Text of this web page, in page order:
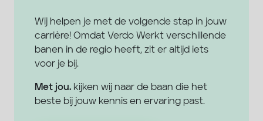
Wij helpen je met de volgende stap in jouw
carrière! Omdat Verdo Werkt verschillende
banen in de regio heeft, zit er altijd iets
voor je bij.
Met jou. kijken wij naar de baan die het
beste bij jouw kennis en ervaring past.